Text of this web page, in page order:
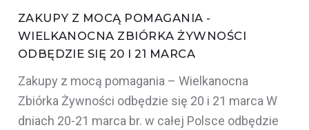
ZAKUPY Z MOCĄ POMAGANIA -
WIELKANOCNA ZBIÓRKA ŻYWNOŚCI
ODBĘDZIE SIĘ 20 I 21 MARCA
Zakupy z mocą pomagania – Wielkanocna
Zbiórka Żywności odbędzie się 20 i 21 marca W
dniach 20-21 marca br. w całej Polsce odbędzie